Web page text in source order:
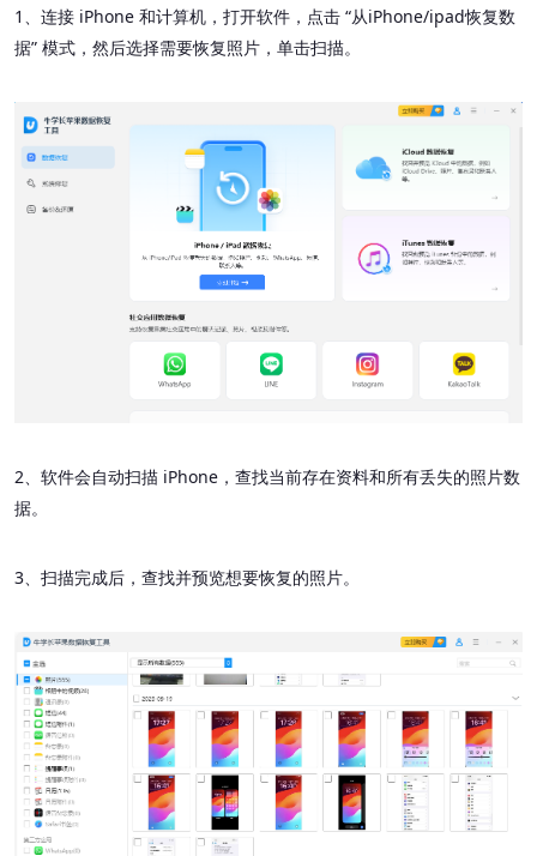
1、连接 iPhone 和计算机，打开软件，点击 “从iPhone/ipad恢复数
据” 模式，然后选择需要恢复照片，单击扫描。
2、软件会自动扫描 iPhone，查找当前存在资料和所有丢失的照片数
据。
3、扫描完成后，查找并预览想要恢复的照片。